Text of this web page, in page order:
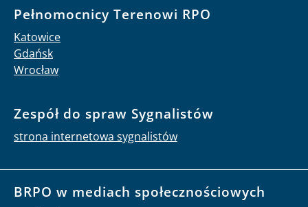
Pełnomocnicy Terenowi RPO
Katowice
Gdańsk
Wrocław
Zespół do spraw Sygnalistów
strona internetowa sygnalistów
BRPO w mediach społecznościowych